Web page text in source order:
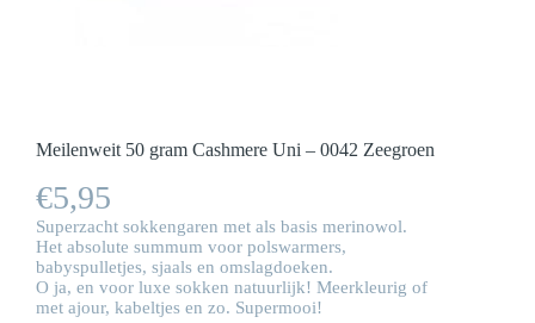
Meilenweit 50 gram Cashmere Uni – 0042 Zeegroen
€5,95
Superzacht sokkengaren met als basis merinowol.
Het absolute summum voor polswarmers,
babyspulletjes, sjaals en omslagdoeken.
O ja, en voor luxe sokken natuurlijk! Meerkleurig of
met ajour, kabeltjes en zo. Supermooi!